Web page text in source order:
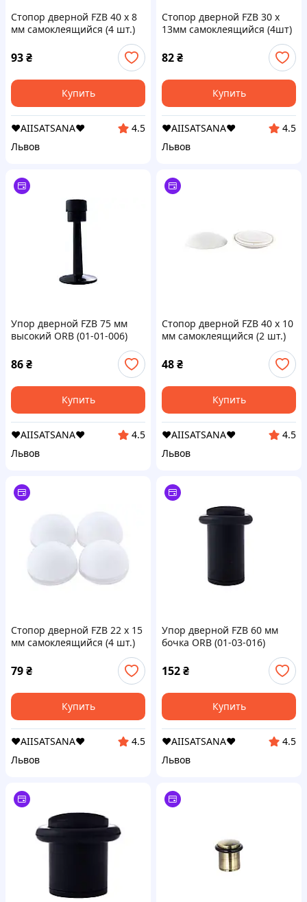
Стопор дверной FZB 40 x 8
мм самоклеящийся (4 шт.)
93₴
Купить
❤️AIISATSANA❤️
4.5
Львов
Стопор дверной FZB 30 x
13мм самоклеящийся (4шт)
82₴
Купить
❤️AIISATSANA❤️
4.5
Львов
Упор дверной FZB 75 мм
высокий ORB (01-01-006)
86₴
Купить
❤️AIISATSANA❤️
4.5
Львов
Стопор дверной FZB 40 x 10
мм самоклеящийся (2 шт.)
48₴
Купить
❤️AIISATSANA❤️
4.5
Львов
Стопор дверной FZB 22 x 15
мм самоклеящийся (4 шт.)
79₴
Купить
❤️AIISATSANA❤️
4.5
Львов
Упор дверной FZB 60 мм
бочка ORB (01-03-016)
152₴
Купить
❤️AIISATSANA❤️
4.5
Львов